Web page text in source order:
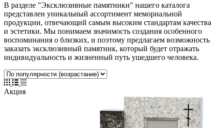
В разделе "Эксклюзивные памятники" нашего каталога
представлен уникальный ассортимент мемориальной
продукции, отвечающий самым высоким стандартам качества
и эстетики. Мы понимаем значимость создания особенного
воспоминания о близких, и поэтому предлагаем возможность
заказать эксклюзивный памятник, который будет отражать
индивидуальность и жизненный путь ушедшего человека.
Акция